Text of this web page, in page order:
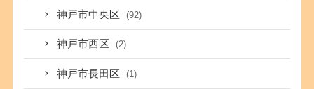
神戸市中央区 (92)
神戸市西区 (2)
神戸市長田区 (1)